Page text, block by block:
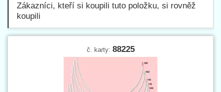
Zákazníci, kteří si koupili tuto položku, si rovněž
koupili
č. karty: 88225